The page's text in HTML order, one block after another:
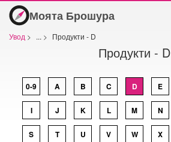
Моята Брошура
Увод > ... > Продукти - D
Продукти - D
0-9 A B C D E
I J K L M N
S T U V W X